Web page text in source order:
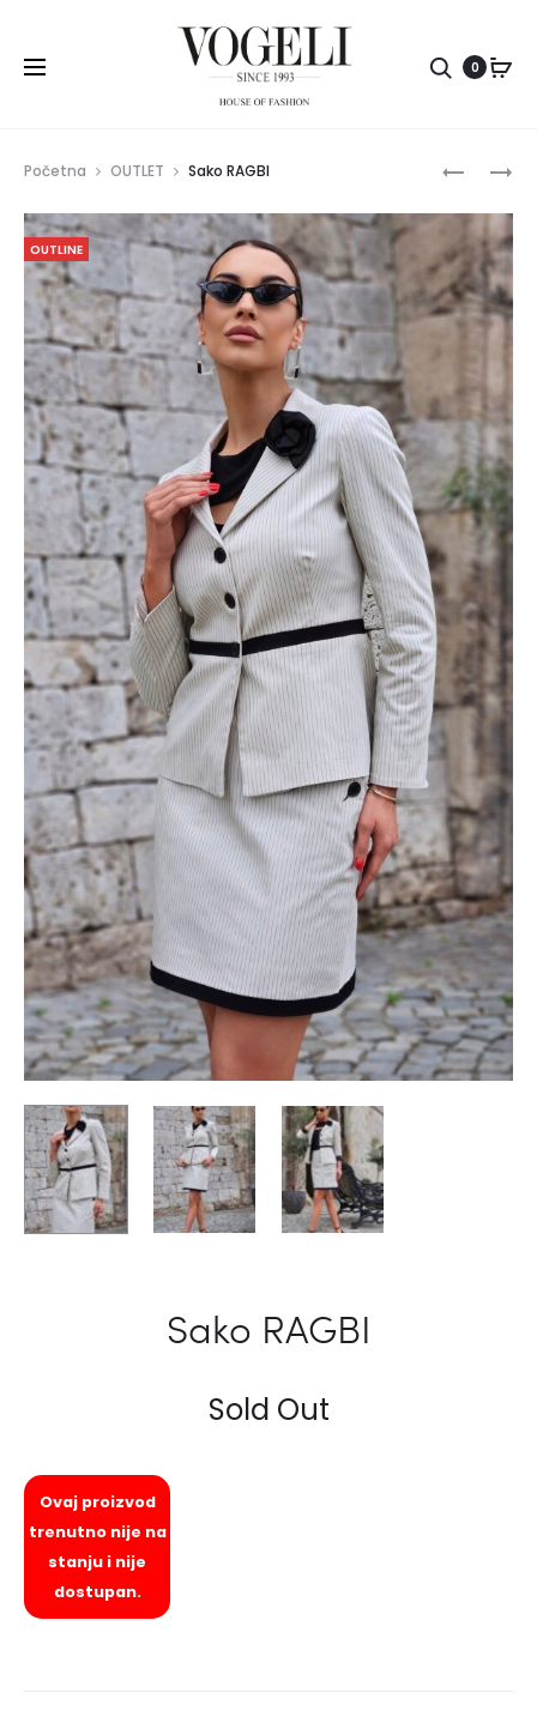
0
BLUZA
Početna OUTLET Sako RAGBI
OUTLINE
Sako RAGBI
Sold Out
Ovaj proizvod
trenutno nije na
stanju i nije
dostupan.